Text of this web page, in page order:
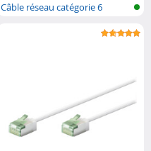
Câble réseau catégorie 6